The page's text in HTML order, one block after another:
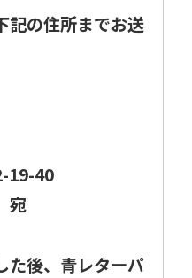
記の住所までお送
19-40
宛
後、青レターパ